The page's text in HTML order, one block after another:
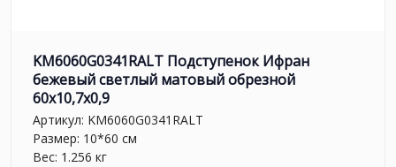
KM6060G0341RALT Подступенок Ифран
бежевый светлый матовый обрезной
60x10,7x0,9
Артикул: KM6060G0341RALT
Размер: 10*60 см
Вес: 1.256 кг